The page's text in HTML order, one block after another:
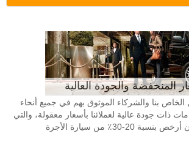
المنخفضة والجودة العالية
بنا والشركاء الموثوق بهم في جميع أنحاء
ذات جودة عالية لعملائنا بأسعار معقولة، والتي
20-30٪ من سيارة الأجرة